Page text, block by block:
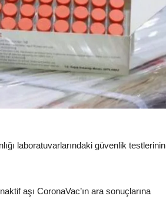
laboratuvarlarındaki güvenlik testlerinin
aşı CoronaVac’ın ara sonuçlarına